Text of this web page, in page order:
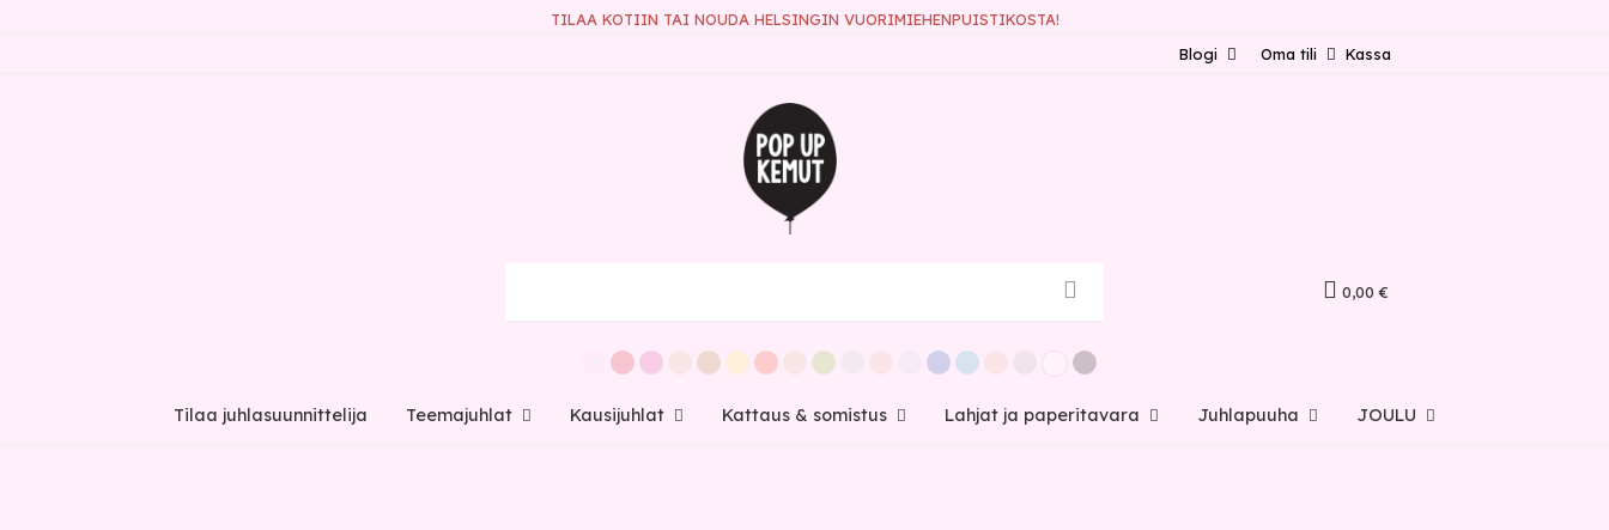
TILAA KOTIIN TAI NOUDA HELSINGIN VUORIMIEHENPUISTIKOSTA!
Kassa
Oma tili
Blogi
0,00 €
Tilaa juhlasuunnittelija Teemajuhlat Kausijuhlat Kattaus & somistus Lahjat ja paperitavara Juhlapuuha JOULU